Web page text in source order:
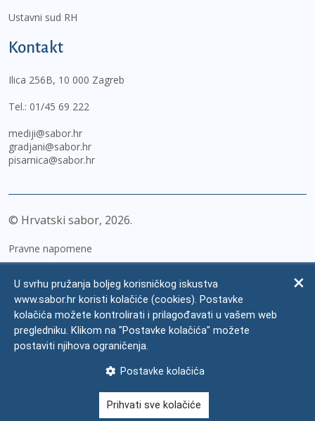
Ustavni sud RH
Kontakt
Ilica 256B, 10 000 Zagreb
Tel.: 01/45 69 222
mediji@sabor.hr
gradjani@sabor.hr
pisarnica@sabor.hr
© Hrvatski sabor, 2026
Pravne napomene
Zaštita osobnih podataka
Impressum
Česta pitanja
U svrhu pružanja boljeg korisničkog iskustva
www.sabor.hr koristi kolačiće (cookies). Postavke
kolačića možete kontrolirati i prilagođavati u vašem web
pregledniku. Klikom na "Postavke kolačića" možete
postaviti njihova ograničenja.
Postavke kolačića
Prihvati sve kolačiće